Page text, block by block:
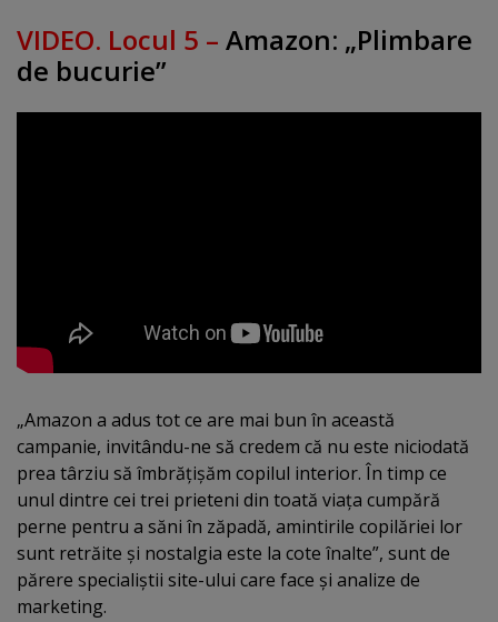
VIDEO. Locul 5 – Amazon: „Plimbare
de bucurie”
„Amazon a adus tot ce are mai bun în această
campanie, invitându-ne să credem că nu este niciodată
prea târziu să îmbrăţişăm copilul interior. În timp ce
unul dintre cei trei prieteni din toată viaţa cumpără
perne pentru a săni în zăpadă, amintirile copilăriei lor
sunt retrăite şi nostalgia este la cote înalte”, sunt de
părere specialiştii site-ului care face şi analize de
marketing.